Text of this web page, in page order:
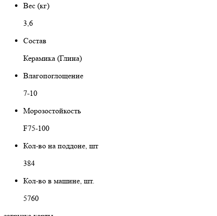
Вес (кг)
3,6
Состав
Керамика (Глина)
Влагопоглощение
7-10
Морозостойкость
F75-100
Кол-во на поддоне, шт
384
Кол-во в машине, шт.
5760